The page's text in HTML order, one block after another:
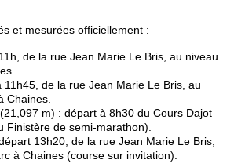
et mesurées officiellement :
de la rue Jean Marie Le Bris, au niveau
11h45, de la rue Jean Marie Le Bris, au
Chaines.
m) : départ à 8h30 du Cours Dajot
Finistère de semi-marathon).
13h20, de la rue Jean Marie Le Bris,
à Chaines (course sur invitation).